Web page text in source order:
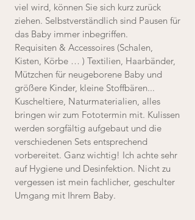
viel wird, können Sie sich kurz zurück
ziehen. Selbstverständlich sind Pausen für
das Baby immer inbegriffen.
Requisiten & Accessoires (Schalen,
Kisten, Körbe … ) Textilien, Haarbänder,
Mützchen für neugeborene Baby und
größere Kinder, kleine Stoffbären...
Kuscheltiere, Naturmaterialien, alles
bringen wir zum Fototermin mit. Kulissen
werden sorgfältig aufgebaut und die
verschiedenen Sets entsprechend
vorbereitet. Ganz wichtig! Ich achte sehr
auf Hygiene und Desinfektion. Nicht zu
vergessen ist mein fachlicher, geschulter
Umgang mit Ihrem Baby.